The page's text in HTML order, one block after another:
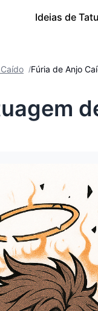
Ideias de
/Fúria de Anjo